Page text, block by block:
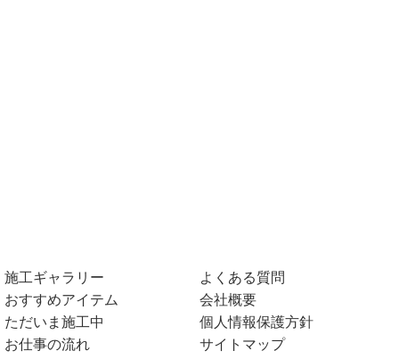
施工ギャラリー
おすすめアイテム
ただいま施工中
お仕事の流れ
よくある質問
会社概要
個人情報保護方針
サイトマップ